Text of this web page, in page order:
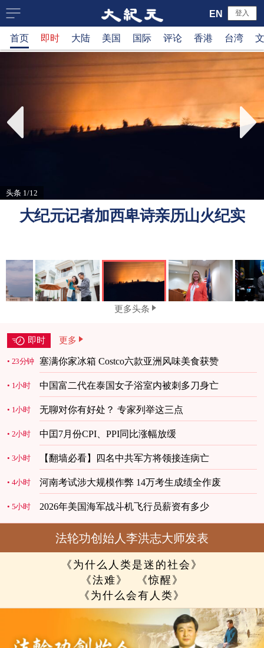
大
纪
新
网
登入
EN
首页 即时 大陆 美国 国际 评论 香港 台湾
头条 1/12
大纪元记者加西卑诗亲历山火纪实
更多头条
即时 更多
23分钟 塞满你家冰箱 Costco六款亚洲风味美食获赞
1小时 中国富二代在泰国女子浴室内被刺多刀身亡
1小时 无聊对你有好处？ 专家列举这三点
2小时 中囯7月份CPI、PPI同比涨幅放缓
3小时 【翻墙必看】四名中共军方将领接连病亡
4小时 河南考试涉大规模作弊 14万考生成绩全作废
5小时 2026年美国海军战斗机飞行员薪资有多少
法轮功创始人李洪志大师发表
《为什么人类是迷的社会》
《法难》
《惊醒》
《为什么会有人类》